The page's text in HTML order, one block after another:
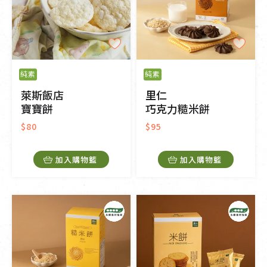
純素
萊斯飯店
寶寶餅
$80
加入購物籃
純素
里仁
巧克力糙米餅
$95
加入購物籃